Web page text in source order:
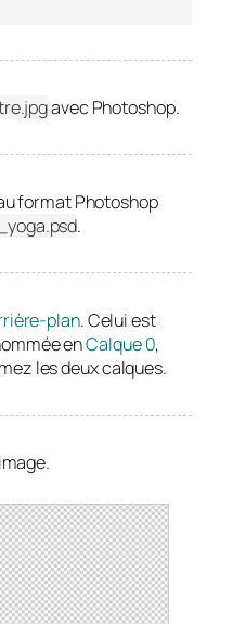
avec Photoshop.
format Photoshop
.
plan. Celui est
enCalque 0,
les deux calques.